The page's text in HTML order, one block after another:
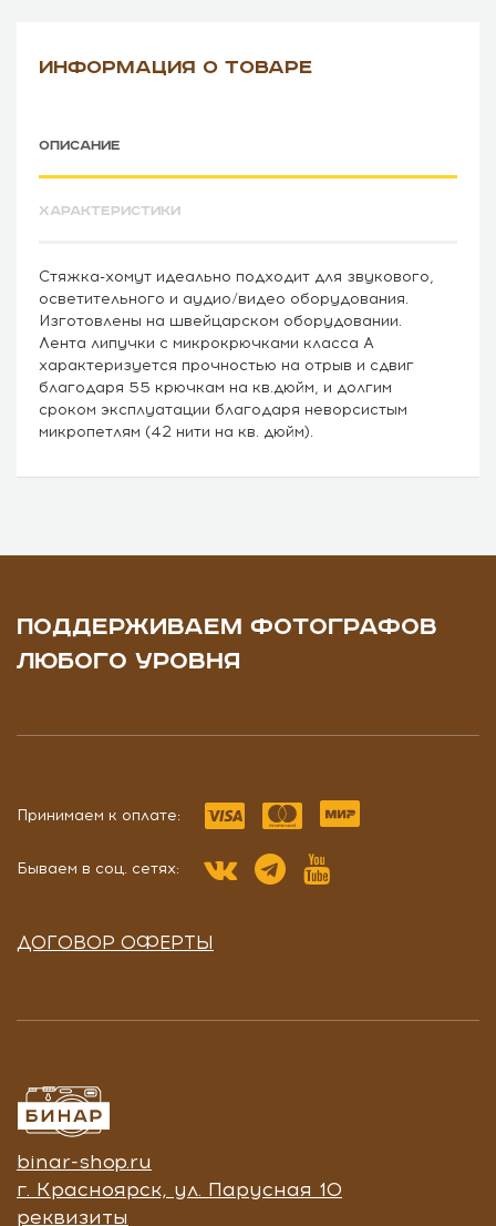
ИНФОРМАЦИЯ О ТОВАРЕ
ОПИСАНИЕ
ХАРАКТЕРИСТИКИ
Стяжка-хомут идеально подходит для звукового,
осветительного и аудио/видео оборудования.
Изготовлены на швейцарском оборудовании.
Лента липучки с микрокрючками класса А
характеризуется прочностью на отрыв и сдвиг
благодаря 55 крючкам на кв.дюйм, и долгим
сроком эксплуатации благодаря неворсистым
микропетлям (42 нити на кв. дюйм).
ПОДДЕРЖИВАЕМ ФОТОГРАФОВ
ЛЮБОГО УРОВНЯ
Принимаем к оплате:
Бываем в соц. сетях:
ДОГОВОР ОФЕРТЫ
binar-shop.ru
г. Красноярск, ул. Парусная 10
реквизиты